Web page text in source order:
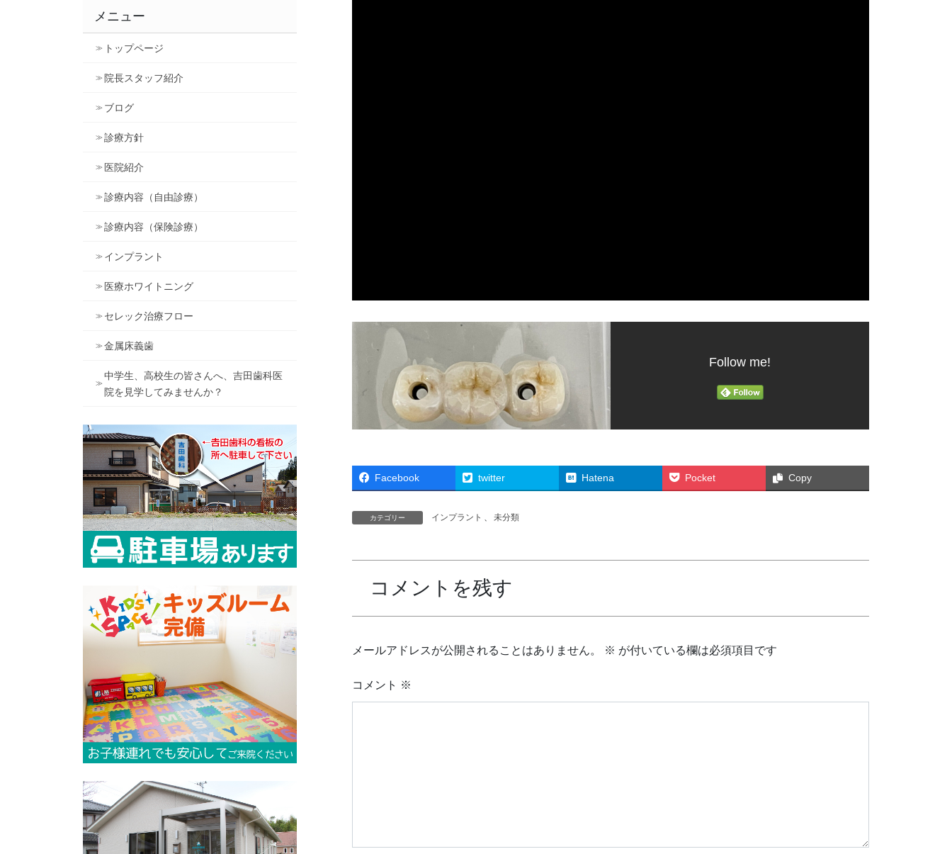
Follow me!
Facebook twitter Hatena Pocket Copy
カテゴリー インプラント 、 未分類
コメントを残す
メールアドレスが公開されることはありません。 ※ が付いている欄は必須項目です
コメント ※
メニュー
トップページ
院長スタッフ紹介
ブログ
診療方針
医院紹介
診療内容（自由診療）
診療内容（保険診療）
インプラント
医療ホワイトニング
セレック治療フロー
金属床義歯
中学生、高校生の皆さんへ、吉田歯科医
院を見学してみませんか？